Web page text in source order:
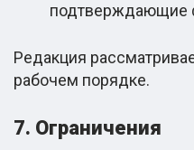
подтверждающие
Редакция
рабочем порядке.
7. Ограничения